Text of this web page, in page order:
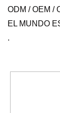
ODM / OEM /
EL MUNDO
.